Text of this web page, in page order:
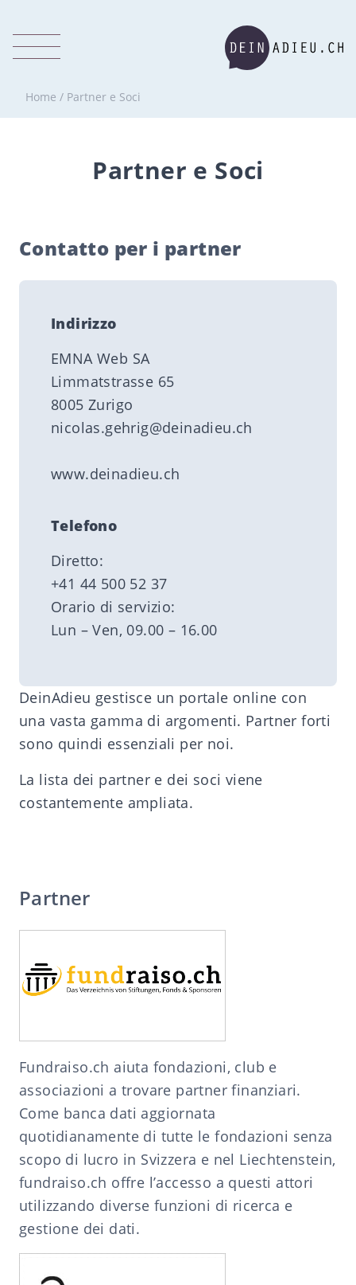
Home / Partner e Soci
Partner e Soci
Contatto per i partner
Indirizzo
EMNA Web SA
Limmatstrasse 65
8005 Zurigo
nicolas.gehrig@deinadieu.ch
www.deinadieu.ch
Telefono
Diretto:
+41 44 500 52 37
Orario di servizio:
Lun – Ven, 09.00 – 16.00
DeinAdieu gestisce un portale online con
una vasta gamma di argomenti. Partner forti
sono quindi essenziali per noi.
La lista dei partner e dei soci viene
costantemente ampliata.
Partner
Fundraiso.ch aiuta fondazioni, club e
associazioni a trovare partner finanziari.
Come banca dati aggiornata
quotidianamente di tutte le fondazioni senza
scopo di lucro in Svizzera e nel Liechtenstein,
fundraiso.ch offre l’accesso a questi attori
utilizzando diverse funzioni di ricerca e
gestione dei dati.